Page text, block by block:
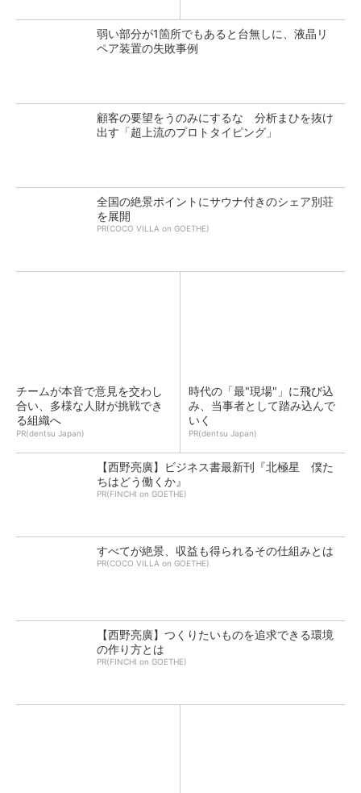
弱い部分が1箇所でもあると台無しに、液晶リ
ペア装置の失敗事例
顧客の要望をうのみにするな 分析まひを抜け
出す「超上流のプロトタイピング」
全国の絶景ポイントにサウナ付きのシェア別荘
を展開
PR(COCO VILLA on GOETHE)
チームが本音で意見を交わし
合い、多様な人財が挑戦でき
る組織へ
PR(dentsu Japan)
時代の「最"現場"」に飛び込
み、当事者として踏み込んで
いく
PR(dentsu Japan)
【西野亮廣】ビジネス書最新刊『北極星 僕た
ちはどう働くか』
PR(FINCHI on GOETHE)
すべてが絶景、収益も得られるその仕組みとは
PR(COCO VILLA on GOETHE)
【西野亮廣】つくりたいものを追求できる環境
の作り方とは
PR(FINCHI on GOETHE)